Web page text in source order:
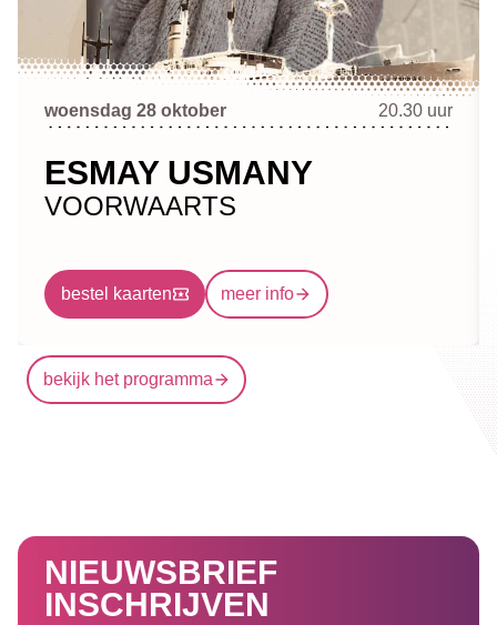
woensdag 28 oktober 20.30 uur
ESMAY USMANY
VOORWAARTS
bestel kaarten meer info
bekijk het programma
NIEUWSBRIEF
INSCHRIJVEN